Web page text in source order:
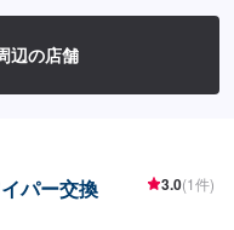
期について-----納期は通常1日
る場合がございます。予めご了
にご負担いただいておりま
お伝えください。ご案内いた
祝日営業時間：8:00~18:00
辺の店舗
パー交換 3.0(1件)